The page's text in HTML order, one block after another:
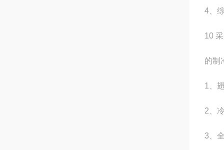
4、
10
的制
1、
2、
3、